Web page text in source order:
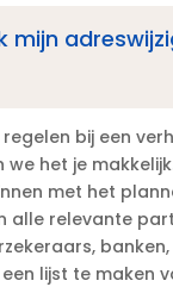
mijn
bij een
we het je
met het
alle relevante
lijst te maken